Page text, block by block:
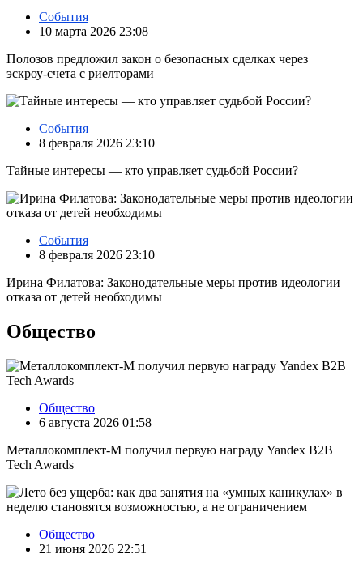
События
10 марта 2026 23:08
Полозов предложил закон о безопасных сделках через
эскроу‑счета с риелторами
События
8 февраля 2026 23:10
Тайные интересы — кто управляет судьбой России?
События
8 февраля 2026 23:10
Ирина Филатова: Законодательные меры против идеологии
отказа от детей необходимы
Общество
Общество
6 августа 2026 01:58
Металлокомплект-М получил первую награду Yandex B2B
Tech Awards
Общество
21 июня 2026 22:51